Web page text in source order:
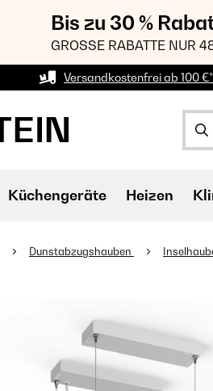
Bis zu 30 %
GROSSE RABATTE NUR
Versandkostenfrei ab 100 €*
Küchengeräte Heizen
Dunstabzugshauben